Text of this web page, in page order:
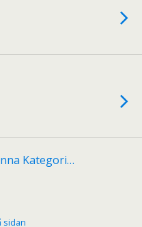
Kategori…
sidan